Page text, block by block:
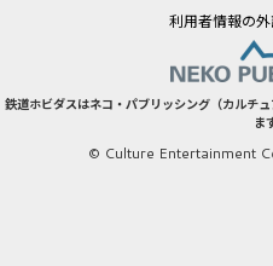
利用者情報の
鉄道ホビダスはネコ・パブリッシング（カルチ
ま
© Culture Entertainment